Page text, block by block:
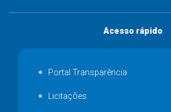
Acesso rápido
Portal Transparência
Licitações